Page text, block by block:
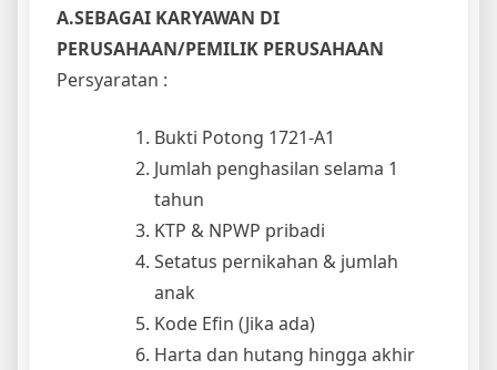
A.SEBAGAI KARYAWAN DI
PERUSAHAAN/PEMILIK PERUSAHAAN
Persyaratan :
Bukti Potong 1721-A1
Jumlah penghasilan selama 1
tahun
KTP & NPWP pribadi
Setatus pernikahan & jumlah
anak
Kode Efin (Jika ada)
Harta dan hutang hingga akhir